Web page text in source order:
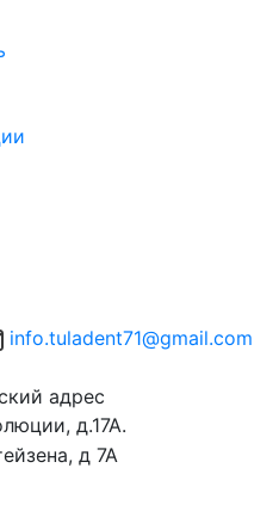
info.tuladent71@gmail.com
адрес
д.17А.
д 7А